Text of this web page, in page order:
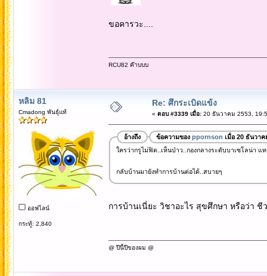
ขอคารวะ....
RCU82 ค๊าบบบ
หลิม 81
Cmadong พันธุ์แท้
ออฟไลน์
กระทู้: 2,840
Re: ศึกระเบิดแข้ง
« ตอบ #3339 เมื่อ:20 ธันวาคม 2553,
อ้างถึง ข้อความของ ppornson เมื่อ 20 ธันวา
ใครว่ากรูไม่ฟิต..เห็นป่าว..กองกลางระดับบาเซโลน่า แ
กลับบ้านมายังทำการบ้านต่อได้..สบายๆ
การบ้านเนี่ยะ วิชาอะไร สุขศึกษา หรือว่า ชี
@ ปีนี้ปีของผม @